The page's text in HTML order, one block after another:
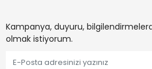
Kampanya, duyuru,
olmak istiyorum.